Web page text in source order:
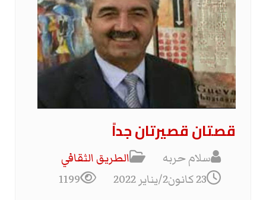
قصتان قصيرتان جداً
سلام حربه
الطریق الثقافي
23 كانون2/يناير 2022
1199